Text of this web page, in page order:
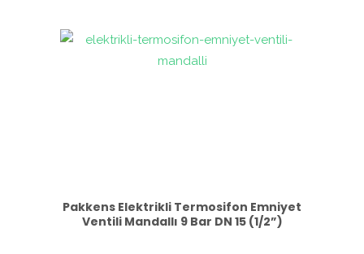
Pakkens Elektrikli Termosifon Emniyet
Ventili Mandallı 9 Bar DN 15 (1/2”)